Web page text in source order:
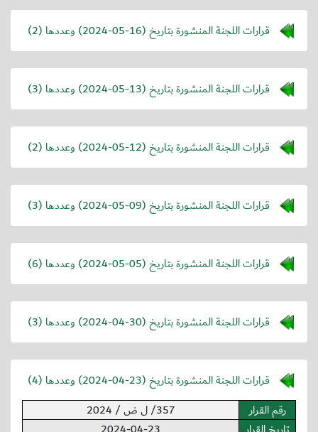
قرارات اللجنة المنشورة بتاريخ (2024-05-16) وعددها (2)
قرارات اللجنة المنشورة بتاريخ (2024-05-13) وعددها (3)
قرارات اللجنة المنشورة بتاريخ (2024-05-12) وعددها (2)
قرارات اللجنة المنشورة بتاريخ (2024-05-09) وعددها (3)
قرارات اللجنة المنشورة بتاريخ (2024-05-05) وعددها (6)
قرارات اللجنة المنشورة بتاريخ (2024-04-30) وعددها (3)
قرارات اللجنة المنشورة بتاريخ (2024-04-23) وعددها (4)
رقم القرار
357/ ل ض / 2024